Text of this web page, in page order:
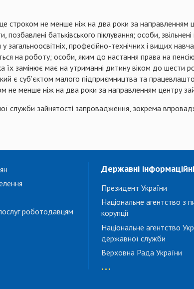
не менше ніж на два роки за направленням
батьківського піклування; особи, звільнені
професійно-технічних і вищих
на роботу; особи, яким до настання права на
їх замінює має на утриманні дитину віком до шести
є суб’єктом малого підприємництва та
не менше ніж на два роки за направленням центру
служби зайнятості запровадження, зокрема
роботодавцям
Державні
Президент України
Національне агентство з
корупції
Національне агентство
державної служби
Верховна Рада України
...